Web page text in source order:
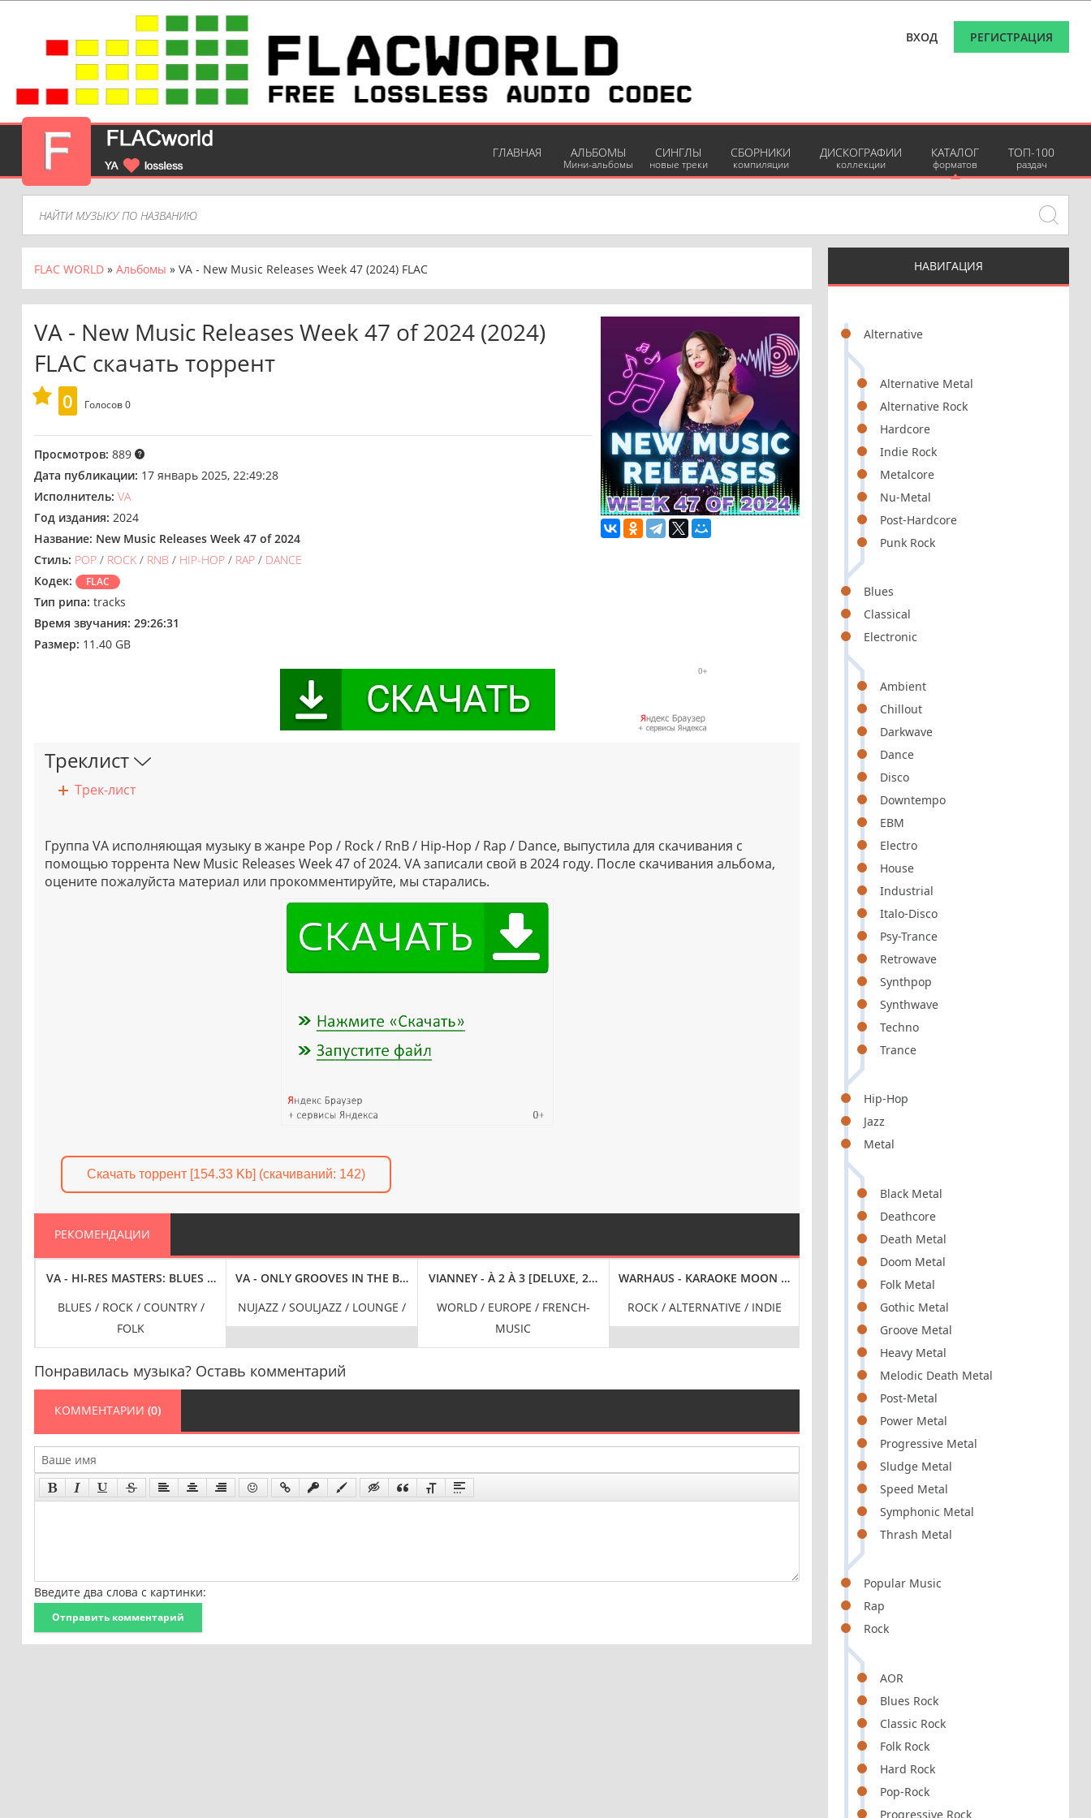
ВХОД РЕГИСТРАЦИЯ
ГЛАВНАЯ АЛЬБОМЫ
Мини-альбомы
СИНГЛЫ
новые треки
СБОРНИКИ
компиляции
ДИСКОГРАФИИ
коллекции
КАТАЛОГ
форматов
ТОП-100
раздач
НАВИГАЦИЯ
Alternative
Alternative Metal
Alternative Rock
Hardcore
Indie Rock
Metalcore
Nu-Metal
Post-Hardcore
Punk Rock
Blues
Classical
Electronic
Ambient
Chillout
Darkwave
Dance
Disco
Downtempo
EBM
Electro
House
Industrial
Italo-Disco
Psy-Trance
Retrowave
Synthpop
Synthwave
Techno
Trance
Hip-Hop
Jazz
Metal
Black Metal
Deathcore
Death Metal
Doom Metal
Folk Metal
Gothic Metal
Groove Metal
Heavy Metal
Melodic Death Metal
Post-Metal
Power Metal
Progressive Metal
Sludge Metal
Speed Metal
Symphonic Metal
Thrash Metal
Popular Music
Rap
Rock
AOR
Blues Rock
Classic Rock
Folk Rock
Hard Rock
Pop-Rock
Progressive Rock
FLAC WORLD » Альбомы » VA - New Music Releases Week 47 (2024) FLAC
VA - New Music Releases Week 47 of 2024 (2024)
FLAC скачать торрент
0 Голосов0
Просмотров: 889
Дата публикации: 17 январь 2025, 22:49:28
Исполнитель: VA
Год издания: 2024
Название: New Music Releases Week 47 of 2024
Стиль: POP / ROCK / RNB / HIP-HOP / RAP / DANCE
Кодек:
FLAC
Тип рипа: tracks
Время звучания: 29:26:31
Размер: 11.40 GB
Треклист
Трек-лист
Группа VA исполняющая музыку в жанре Pop / Rock / RnB / Hip-Hop / Rap / Dance, выпустила для скачивания с
помощью торрента New Music Releases Week 47 of 2024. VA записали свой в 2024 году. После скачивания альбома,
оцените пожалуйста материал или прокомментируйте, мы старались.
Скачать торрент [154.33 Kb] (cкачиваний: 142)
РЕКОМЕНДАЦИИ
ARGUMENT [24-BIT HI-RES] (2024) FLAC
VA - HI-RES MASTERS: BLUES ROCK LEGENDS [24-BIT HI-RES] (2024) FLAC
BLUES / ROCK / COUNTRY /
FOLK
VA - ONLY GROOVES IN THE BULDING [CHILLOUT JAZZ & SOUL VIBES] (2024) FLAC
NUJAZZ / SOULJAZZ / LOUNGE /
VIANNEY - À 2 À 3 [DELUXE, 24-BIT HI-RES] (2024) FLAC
WORLD / EUROPE / FRENCH-
MUSIC
WARHAUS - KARAOKE MOON [24-BIT HI-RES] (2024) FLAC
ROCK / ALTERNATIVE / INDIE
WINONA FOREVER - SOUND ARGUMENT [24-BIT
POP / ROCK / ALTERNATIVE /
Понравилась музыка? Оставь комментарий
КОММЕНТАРИИ (0)
Введите два слова с картинки:
Отправить комментарий